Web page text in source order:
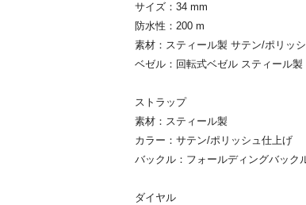
サイズ：34 mm
防水性：200 m
素材：スティール製 サテン/ポリッ
ベゼル：回転式ベゼル スティール製
ストラップ
素材：スティール製
カラー：サテン/ポリッシュ仕上げ
バックル：フォールディングバック
ダイヤル